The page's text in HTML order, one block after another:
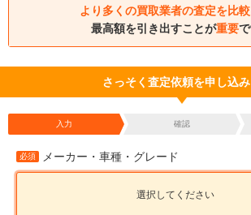
より多くの買取業者の査定を比較
最高額を引き出すことが重要で
さっそく査定依頼を申し込み
入力 確認
必須 メーカー・車種・グレード
選択してください